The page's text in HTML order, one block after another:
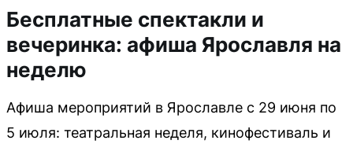
Бесплатные спектакли и
вечеринка: афиша Ярославля на
неделю
Афиша мероприятий в Ярославле с 29 июня по
5 июля: театральная неделя, кинофестиваль и